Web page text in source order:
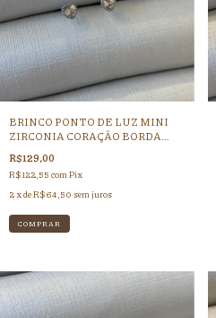
BRINCO PONTO DE LUZ MINI
ZIRCONIA CORAÇÃO BORDA
ZIRCONIA
R$129,00
R$122,55 com Pix
2 x deR$64,50 sem juros